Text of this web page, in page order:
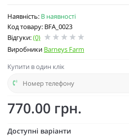
Наявність: В наявності
Код товару: BFA_0023
Відгуки:(0)
Виробники Barneys Farm
Купити в один клік
770.00 грн.
Доступні варіанти